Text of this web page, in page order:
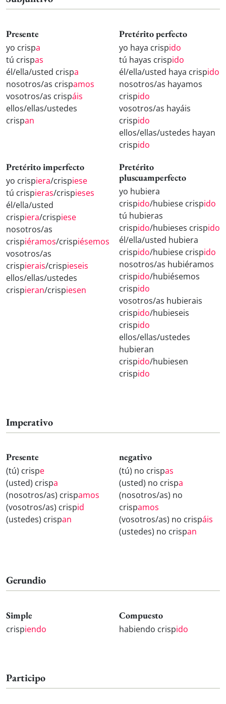
Presente
yo crispa
tú crispas
él/ella/usted crispa
nosotros/as crispamos
vosotros/as crispáis
ellos/ellas/ustedes
crispan
Pretérito perfecto
yo haya crispido
tú hayas crispido
él/ella/usted haya crispido
nosotros/as hayamos
crispido
vosotros/as hayáis
crispido
ellos/ellas/ustedes hayan
crispido
Pretérito imperfecto
yo crispiera/crispiese
tú crispieras/crispieses
él/ella/usted
crispiera/crispiese
nosotros/as
crispiéramos/crispiésemos
vosotros/as
crispierais/crispieseis
ellos/ellas/ustedes
crispieran/crispiesen
Pretérito
pluscuamperfecto
yo hubiera
crispido/hubiese crispido
tú hubieras
crispido/hubieses crispido
él/ella/usted hubiera
crispido/hubiese crispido
nosotros/as hubiéramos
crispido/hubiésemos
crispido
vosotros/as hubierais
crispido/hubieseis
crispido
ellos/ellas/ustedes
hubieran
crispido/hubiesen
crispido
Imperativo
Presente
(tú) crispe
(usted) crispa
(nosotros/as) crispamos
(vosotros/as) crispid
(ustedes) crispan
negativo
(tú) no crispas
(usted) no crispa
(nosotros/as) no
crispamos
(vosotros/as) no crispáis
(ustedes) no crispan
Gerundio
Simple
crispiendo
Compuesto
habiendo crispido
Participo